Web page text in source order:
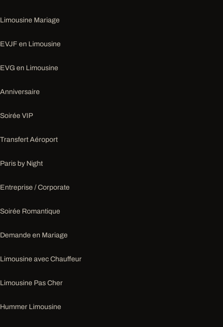
Limousine Mariage
EVJF en Limousine
EVG en Limousine
Anniversaire
Soirée VIP
Transfert Aéroport
Paris by Night
Entreprise / Corporate
Soirée Romantique
Demande en Mariage
Limousine avec Chauffeur
Limousine Pas Cher
Hummer Limousine